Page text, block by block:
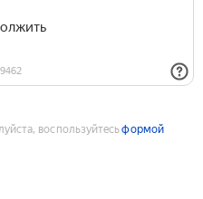
воспользуйтесьформой